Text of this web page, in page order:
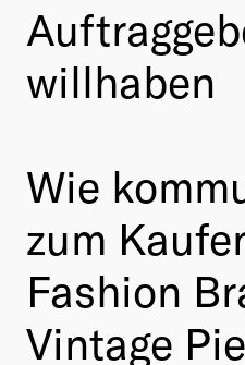
willhaben
Wie
zum
Fashion
Vintage